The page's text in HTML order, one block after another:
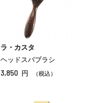
ラ・カスタ
ヘッドスパブラシ
3,850 円 （税込）